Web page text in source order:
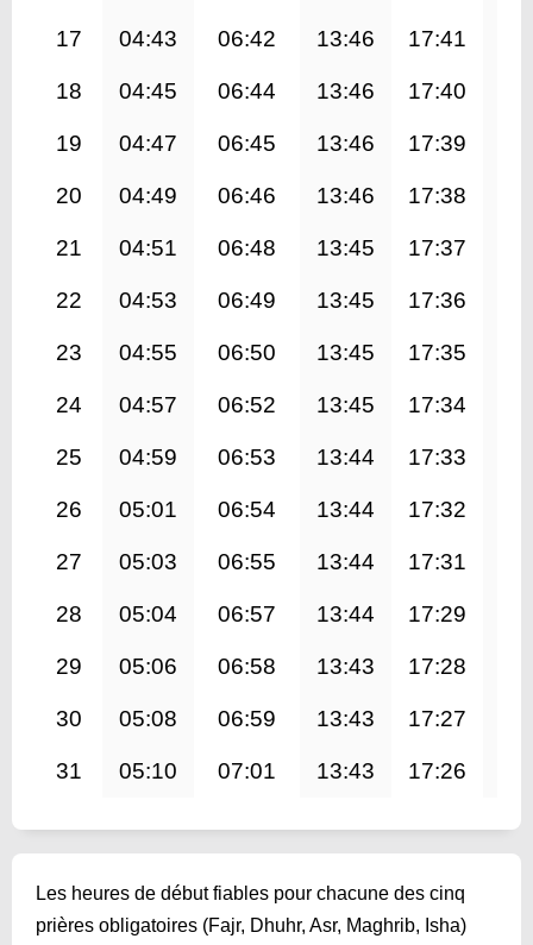
17 04:43 06:42 13:46 17:41
18 04:45 06:44 13:46 17:40
19 04:47 06:45 13:46 17:39
20 04:49 06:46 13:46 17:38
21 04:51 06:48 13:45 17:37
22 04:53 06:49 13:45 17:36
23 04:55 06:50 13:45 17:35
24 04:57 06:52 13:45 17:34
25 04:59 06:53 13:44 17:33
26 05:01 06:54 13:44 17:32
27 05:03 06:55 13:44 17:31
28 05:04 06:57 13:44 17:29
29 05:06 06:58 13:43 17:28
30 05:08 06:59 13:43 17:27
31 05:10 07:01 13:43 17:26
Les heures de début fiables pour chacune des cinq
prières obligatoires (Fajr, Dhuhr, Asr, Maghrib, Isha)